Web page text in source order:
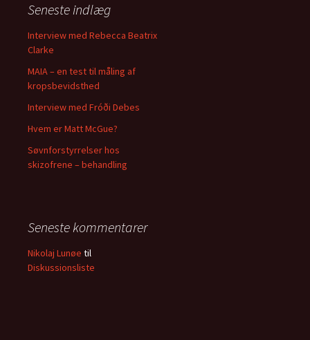
Seneste indlæg
Interview med Rebecca Beatrix
Clarke
MAIA – en test til måling af
kropsbevidsthed
Interview med Fróði Debes
Hvem er Matt McGue?
Søvnforstyrrelser hos
skizofrene – behandling
Seneste kommentarer
Nikolaj Lunøe til
Diskussionsliste